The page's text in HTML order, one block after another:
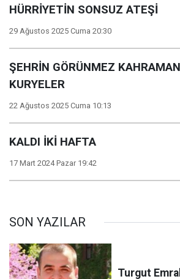
HÜRRİYETİN SONSUZ ATEŞİ
29 Ağustos 2025 Cuma 20:30
ŞEHRİN GÖRÜNMEZ
KURYELER
22 Ağustos 2025 Cuma 10:13
KALDI İKİ HAFTA
17 Mart 2024 Pazar 19:42
SON YAZILAR
Turgut